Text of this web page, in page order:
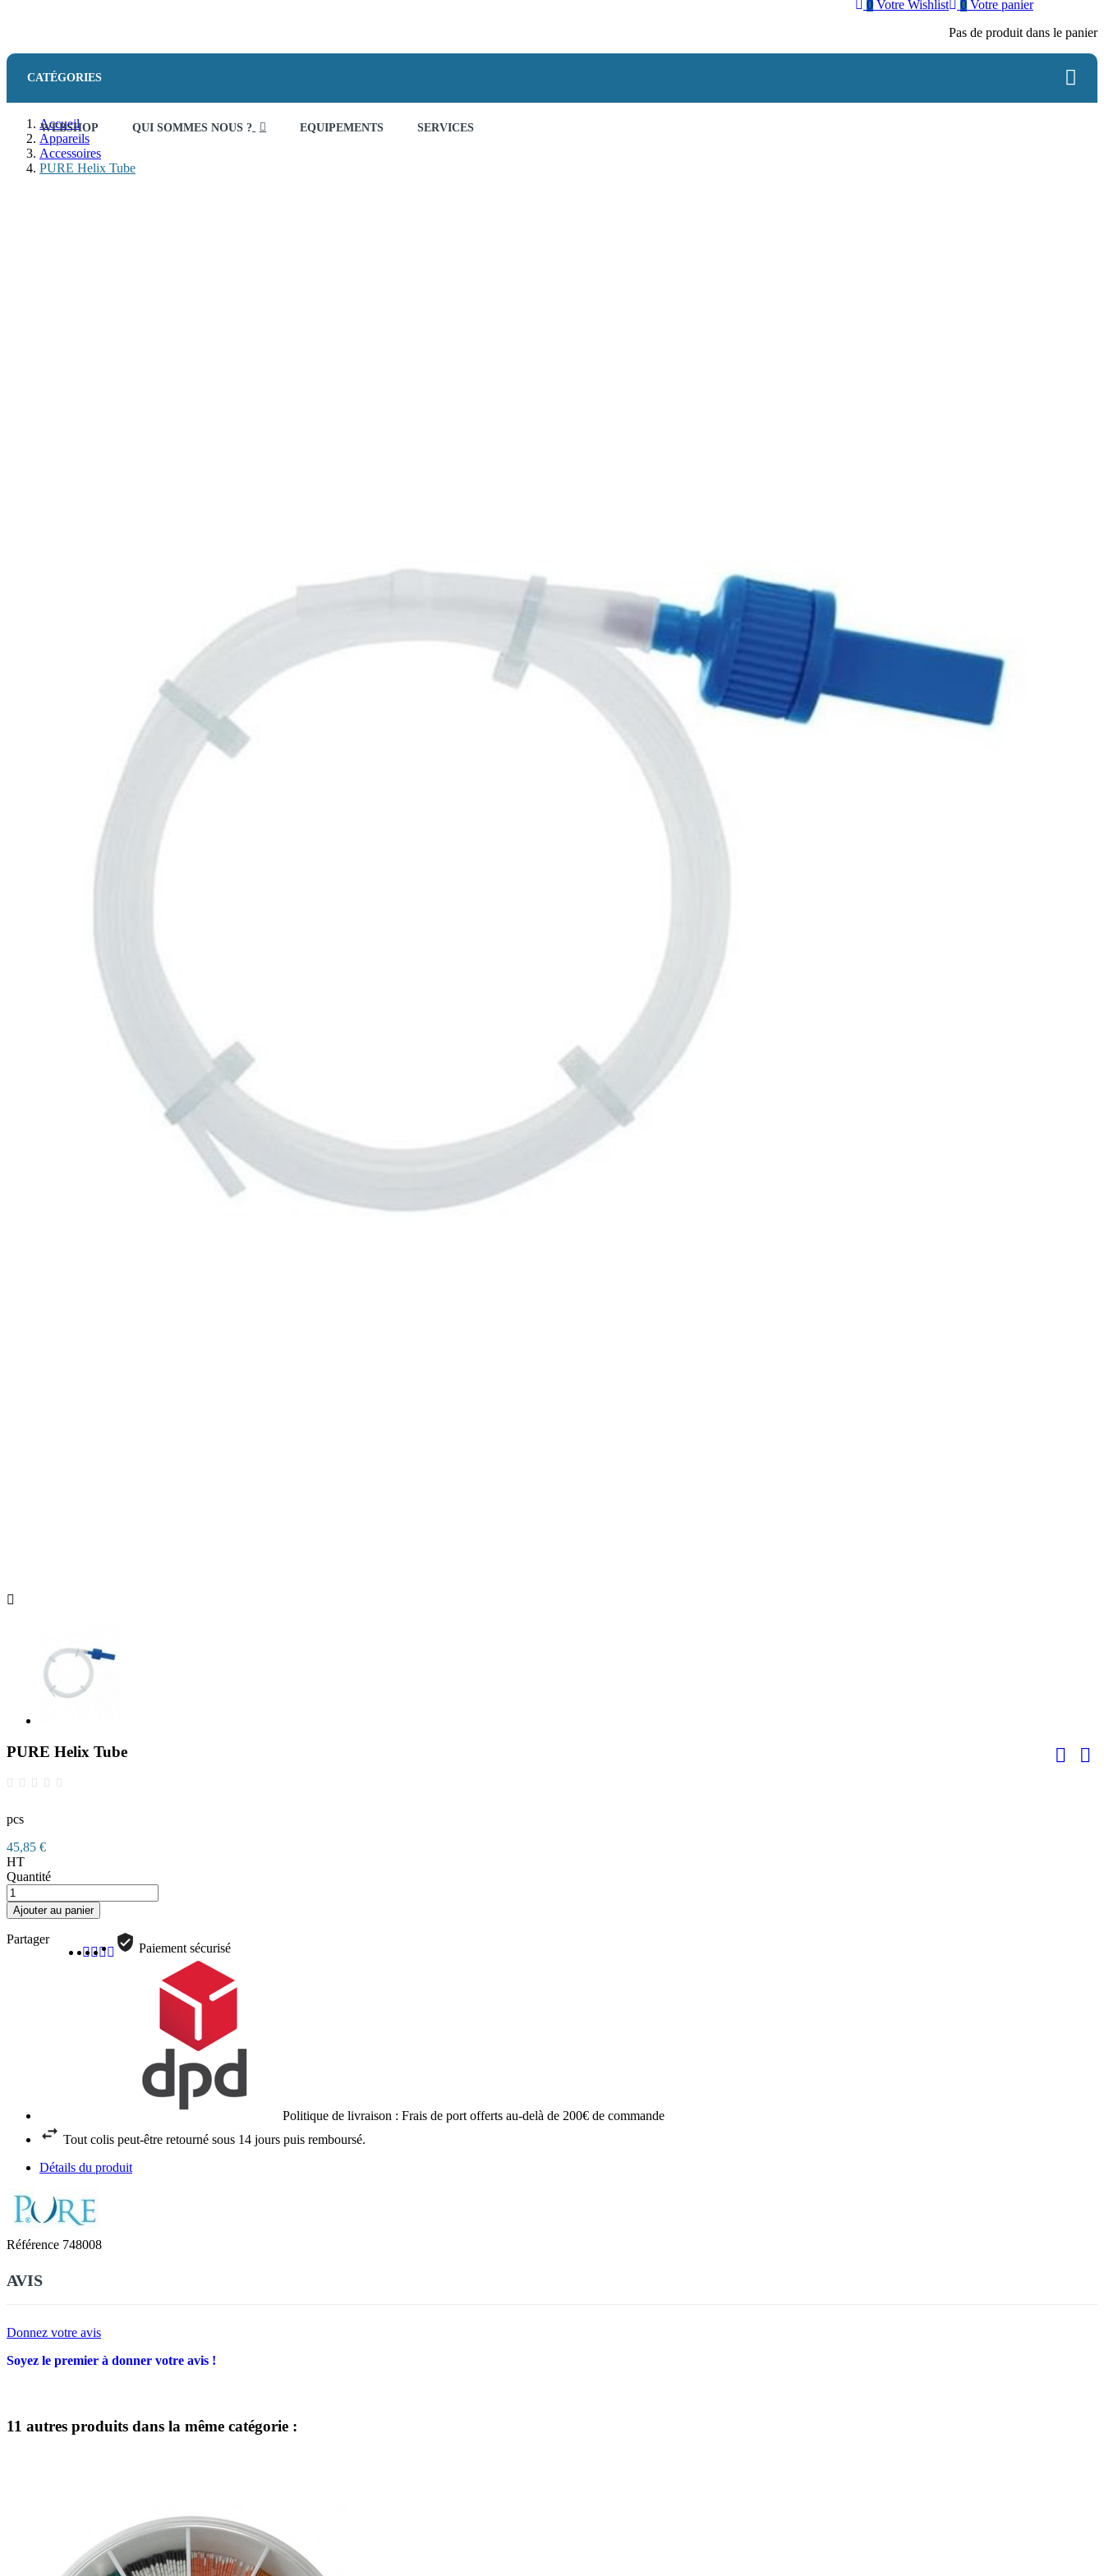
0 Votre panier
Pas de produit dans le panier
0 Votre Wishlist
CATÉGORIES
WEBSHOP QUI SOMMES NOUS ? EQUIPEMENTS SERVICES
Accueil
Appareils
Accessoires
PURE Helix Tube

PURE Helix Tube
pcs
45,85 €
HT
Quantité
Ajouter au panier
Partager
Paiement sécurisé
Politique de livraison : Frais de port offerts au-delà de 200€ de commande
Tout colis peut-être retourné sous 14 jours puis remboursé.
Détails du produit
Référence 748008
AVIS
Donnez votre avis
Soyez le premier à donner votre avis !
11 autres produits dans la même catégorie :